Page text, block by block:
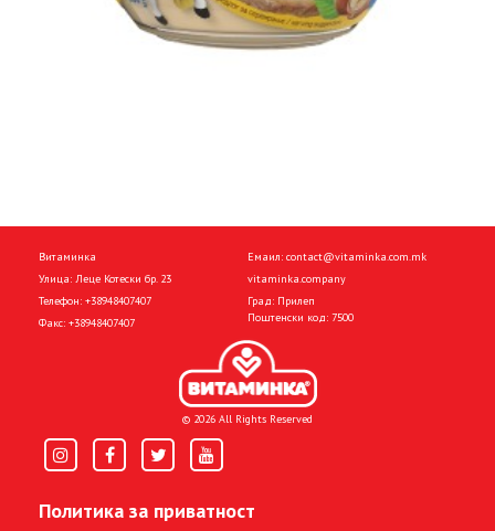
Витаминка
Улица: Леце Котески бр. 23
Телефон: +38948407407
Факс: +38948407407
Емаил: contact@vitaminka.com.mk
vitaminka.company
Град: Прилеп
Поштенски код: 7500
© 2026 All Rights Reserved
Политика за приватност